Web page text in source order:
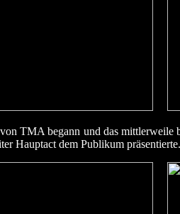
TMA begann und das
Hauptact dem Publikum präsentierte.